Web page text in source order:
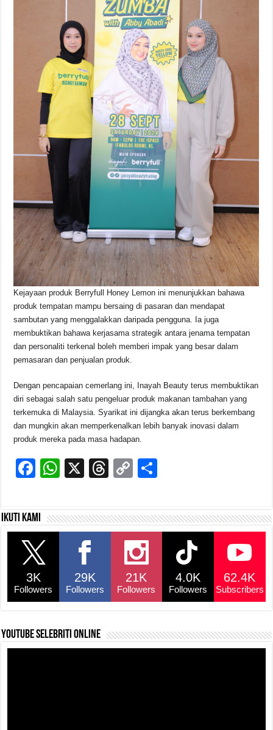
Kejayaan produk Berryfull Honey Lemon ini menunjukkan bahawa
produk tempatan mampu bersaing di pasaran dan mendapat
sambutan yang menggalakkan daripada pengguna. Ia juga
membuktikan bahawa kerjasama strategik antara jenama tempatan
dan personaliti terkenal boleh memberi impak yang besar dalam
pemasaran dan penjualan produk.
Dengan pencapaian cemerlang ini, Inayah Beauty terus membuktikan
diri sebagai salah satu pengeluar produk makanan tambahan yang
terkemuka di Malaysia. Syarikat ini dijangka akan terus berkembang
dan mungkin akan memperkenalkan lebih banyak inovasi dalam
produk mereka pada masa hadapan.
F
c
e
b
o
o
k
W
s
p
X
T
a
C
y
Li
n
k
e
Ikuti kami
3K
Followers
29K
Followers
21K
Followers
4.0K
Followers
62.4K
Subscribers
YouTube selebriti online